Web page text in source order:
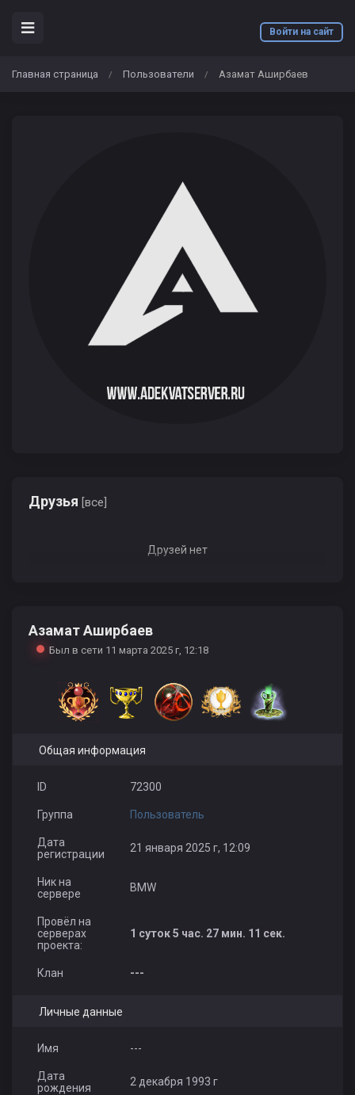
Войти на сайт
Главная страница / Пользователи / Азамат Аширбаев
Друзья [все]
Друзей нет
Азамат Аширбаев
Был в сети 11 марта 2025 г, 12:18
Общая информация
ID 72300
Группа Пользователь
Дата
регистрации
21 января 2025 г, 12:09
Ник на
сервере
BMW
Провёл на
серверах
проекта:
1 суток 5 час. 27 мин. 11 сек.
Клан ---
Личные данные
Имя ---
Дата
рождения
2 декабря 1993 г